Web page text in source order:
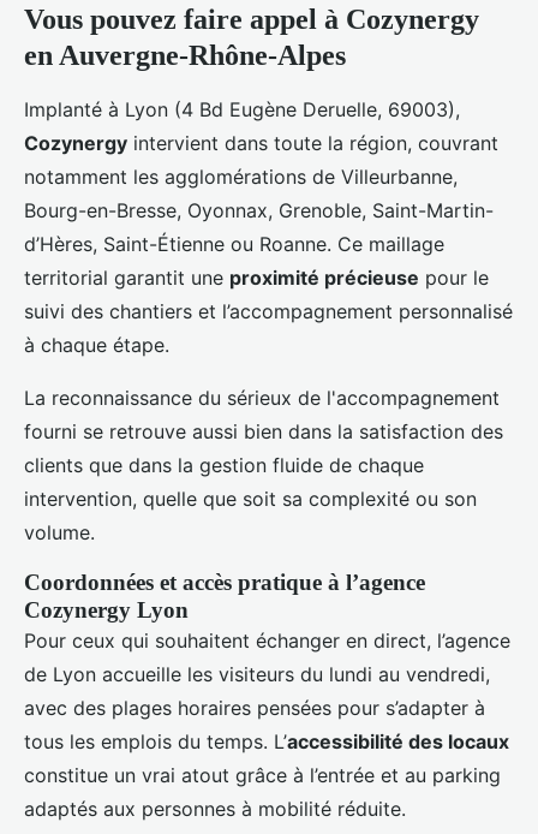
Vous pouvez faire appel à Cozynergy
en Auvergne-Rhône-Alpes
Implanté à Lyon (4 Bd Eugène Deruelle, 69003),
Cozynergy intervient dans toute la région, couvrant
notamment les agglomérations de Villeurbanne,
Bourg-en-Bresse, Oyonnax, Grenoble, Saint-Martin-
d’Hères, Saint-Étienne ou Roanne. Ce maillage
territorial garantit une proximité précieuse pour le
suivi des chantiers et l’accompagnement personnalisé
à chaque étape.
La reconnaissance du sérieux de l'accompagnement
fourni se retrouve aussi bien dans la satisfaction des
clients que dans la gestion fluide de chaque
intervention, quelle que soit sa complexité ou son
volume.
Coordonnées et accès pratique à l’agence
Cozynergy Lyon
Pour ceux qui souhaitent échanger en direct, l’agence
de Lyon accueille les visiteurs du lundi au vendredi,
avec des plages horaires pensées pour s’adapter à
tous les emplois du temps. L’accessibilité des locaux
constitue un vrai atout grâce à l’entrée et au parking
adaptés aux personnes à mobilité réduite.